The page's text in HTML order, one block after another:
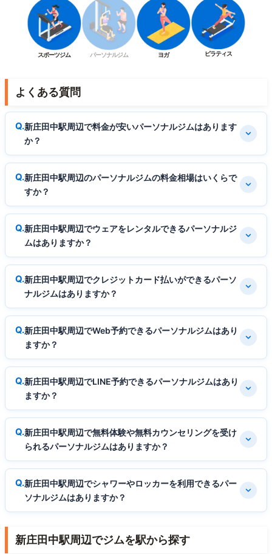
スポーツジム パーソナルジム ヨガ ピラティス
よくある質問
新庄田中駅周辺で料金が安いパーソナルジムはあります
か？
新庄田中駅周辺のパーソナルジムの料金相場はいくらで
すか？
新庄田中駅周辺でウェアをレンタルできるパーソナルジ
ムはありますか？
新庄田中駅周辺でクレジットカード払いができるパーソ
ナルジムはありますか？
新庄田中駅周辺でWeb予約できるパーソナルジムはあり
ますか？
新庄田中駅周辺でLINE予約できるパーソナルジムはあり
ますか？
新庄田中駅周辺で無料体験や無料カウンセリングを受け
られるパーソナルジムはありますか？
新庄田中駅周辺でシャワーやロッカーを利用できるパー
ソナルジムはありますか？
新庄田中駅周辺でジムを駅から探す